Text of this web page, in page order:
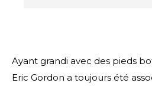
Ayant grandi avec des pieds
Eric Gordon a toujours été